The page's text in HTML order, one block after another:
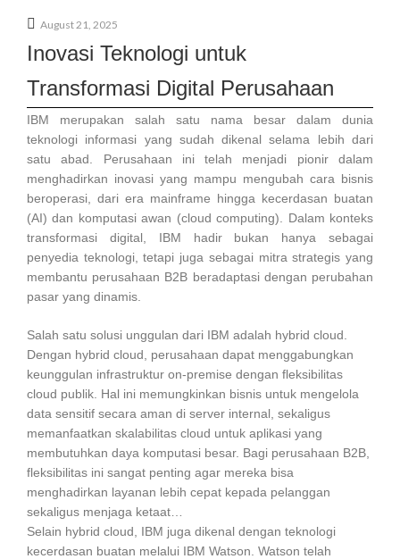
August 21, 2025
Inovasi Teknologi untuk
Transformasi Digital Perusahaan
IBM merupakan salah satu nama besar dalam dunia
teknologi informasi yang sudah dikenal selama lebih dari
satu abad. Perusahaan ini telah menjadi pionir dalam
menghadirkan inovasi yang mampu mengubah cara bisnis
beroperasi, dari era mainframe hingga kecerdasan buatan
(AI) dan komputasi awan (cloud computing). Dalam konteks
transformasi digital, IBM hadir bukan hanya sebagai
penyedia teknologi, tetapi juga sebagai mitra strategis yang
membantu perusahaan B2B beradaptasi dengan perubahan
pasar yang dinamis.
Salah satu solusi unggulan dari IBM adalah hybrid cloud.
Dengan hybrid cloud, perusahaan dapat menggabungkan
keunggulan infrastruktur on-premise dengan fleksibilitas
cloud publik. Hal ini memungkinkan bisnis untuk mengelola
data sensitif secara aman di server internal, sekaligus
memanfaatkan skalabilitas cloud untuk aplikasi yang
membutuhkan daya komputasi besar. Bagi perusahaan B2B,
fleksibilitas ini sangat penting agar mereka bisa
menghadirkan layanan lebih cepat kepada pelanggan
sekaligus menjaga ketaat…
Selain hybrid cloud, IBM juga dikenal dengan teknologi
kecerdasan buatan melalui IBM Watson. Watson telah